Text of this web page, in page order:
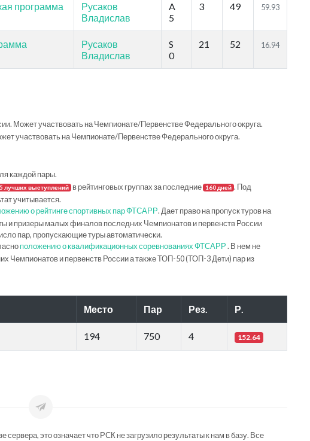
программа
Русаков
Владислав
A
5
3 49 59.93
Русаков
Владислав
S
0
21 52 16.94
Может участвовать на Чемпионате/Первенстве Федерального округа.
участвовать на Чемпионате/Первенстве Федерального округа.
каждой пары.
5 лучших выступлений в рейтинговых группах за последние 160 дней . Под
учитывается.
о рейтинге спортивных пар ФТСАРР. Дает право на пропуск туров на
и призеры малых финалов последних Чемпионатов и первенств России
пар, пропускающие туры автоматически.
положению о квалификационных соревнованиях ФТСАРР. В нем не
Чемпионатов и первенств России а также ТОП-50 (ТОП-3 Дети) пар из
Место Пар Рез. Р.
194 750 4 152.64
это означает что РСК не загрузило результаты к нам в базу. Все